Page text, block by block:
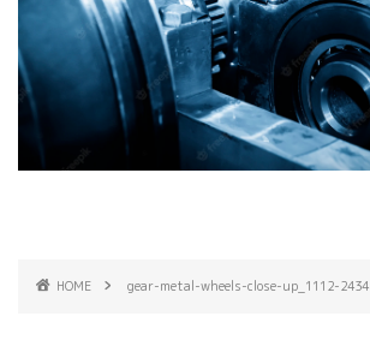
HOME gear-metal-wheels-close-up_1112-2434